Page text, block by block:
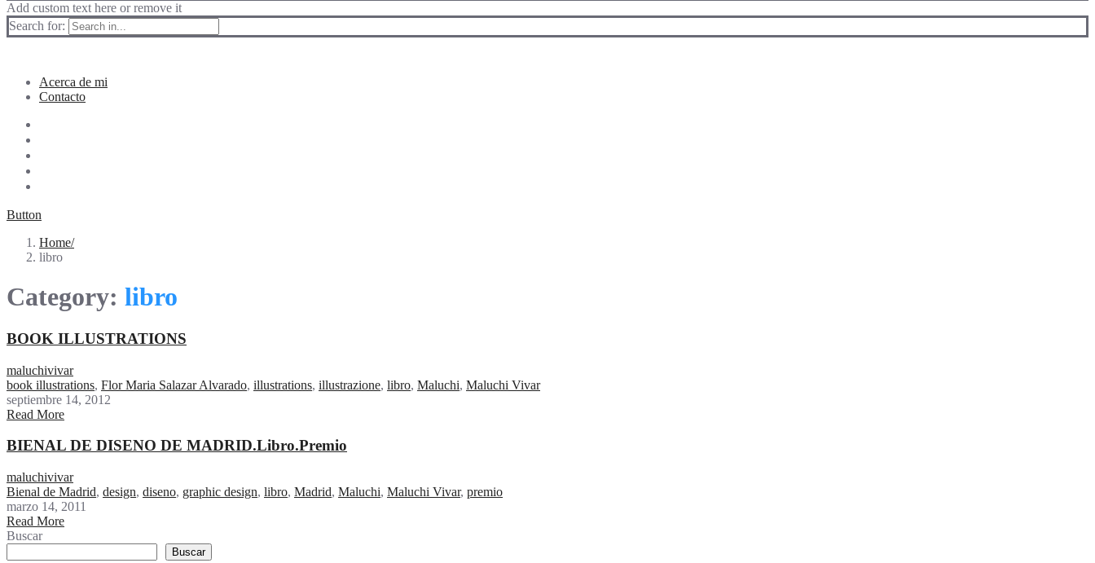
Add custom text here or remove it
Search for:
Acerca de mi
Contacto
Button
Home
libro
Category: libro
BOOK ILLUSTRATIONS
maluchivivar
book illustrations, Flor Maria Salazar Alvarado, illustrations, illustrazione, libro, Maluchi, Maluchi Vivar
septiembre 14, 2012
Read More
BIENAL DE DISENO DE MADRID.Libro.Premio
maluchivivar
Bienal de Madrid, design, diseno, graphic design, libro, Madrid, Maluchi, Maluchi Vivar, premio
marzo 14, 2011
Read More
Buscar
Buscar